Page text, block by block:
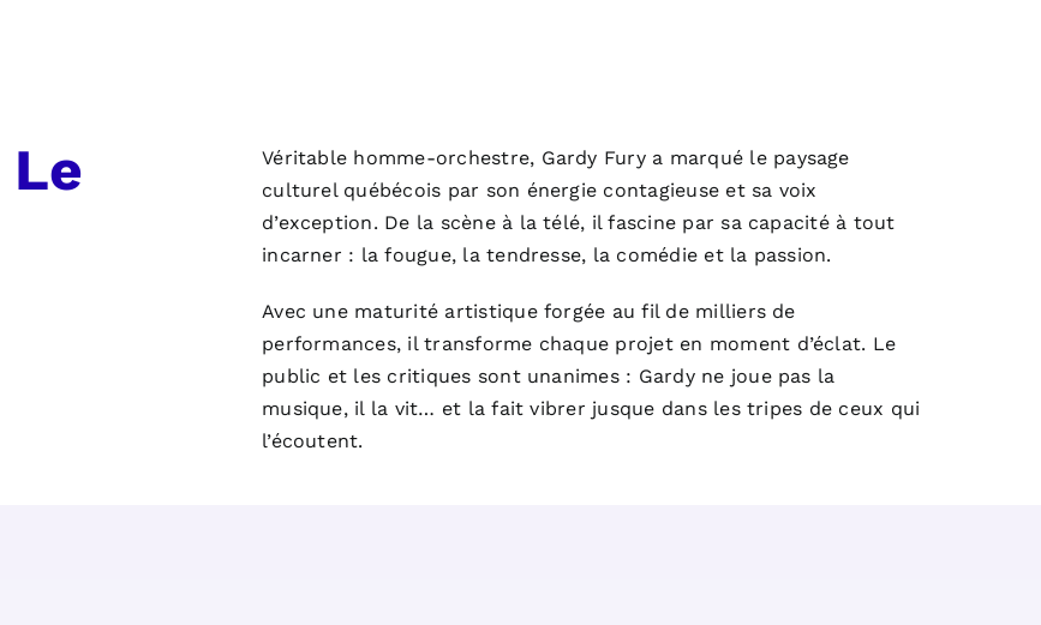
Véritable homme-orchestre, Gardy Fury a marqué le paysage
culturel québécois par son énergie contagieuse et sa voix
d’exception. De la scène à la télé, il fascine par sa capacité à tout
incarner : la fougue, la tendresse, la comédie et la passion.
Avec une maturité artistique forgée au fil de milliers de
performances, il transforme chaque projet en moment d’éclat. Le
public et les critiques sont unanimes : Gardy ne joue pas la
musique, il la vit… et la fait vibrer jusque dans les tripes de ceux qui
l’écoutent.